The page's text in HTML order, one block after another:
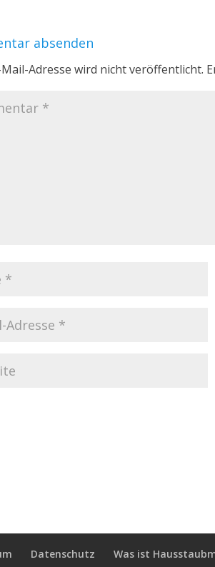
absenden
Mail-Adresse wird nicht veröffentlicht.
Datenschutz Was ist